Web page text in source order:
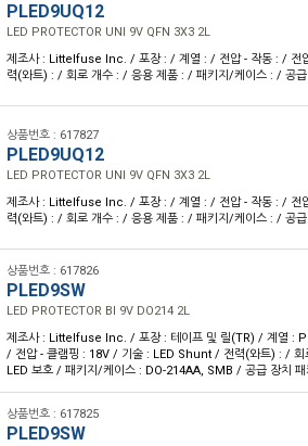
PLED9UQ12
LED PROTECTOR UNI 9V QFN 3X3 2L
제조사 : Littelfuse Inc. / 포장 : / 계열 : / 전압 - 작동 : / 전
력(와트) : / 회로 개수 : / 응용 제품 : / 패키지/케이스 : / 공급
상품번호 : 617827
PLED9UQ12
LED PROTECTOR UNI 9V QFN 3X3 2L
제조사 : Littelfuse Inc. / 포장 : / 계열 : / 전압 - 작동 : / 전
력(와트) : / 회로 개수 : / 응용 제품 : / 패키지/케이스 : / 공급
상품번호 : 617826
PLED9SW
LED PROTECTOR BI 9V DO214 2L
제조사 : Littelfuse Inc. / 포장 : 테이프 및 릴(TR) / 계열 :
/ 전압 - 클램핑 : 18V / 기술 : LED Shunt / 전력(와트) : / 회
LED 보호 / 패키지/케이스 : DO-214AA, SMB / 공급 장치
상품번호 : 617825
PLED9SW